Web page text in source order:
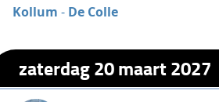
Kollum - De Colle
zaterdag 20 maart 2027